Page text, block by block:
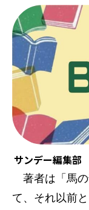
サンデー編集部
著者は「馬の
て、それ以前